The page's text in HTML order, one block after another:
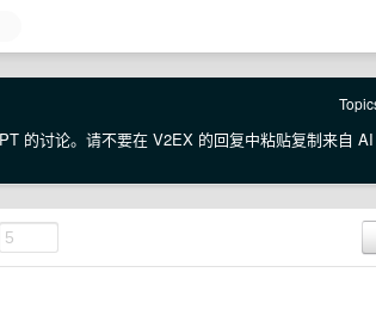
的讨论。请不要在 V2EX 的回复中粘贴复制来自